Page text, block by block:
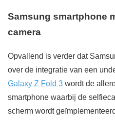
Samsung smartphone
camera
Opvallend is verder dat
over de integratie van een
Galaxy Z Fold 3 wordt de
smartphone waarbij de
scherm wordt